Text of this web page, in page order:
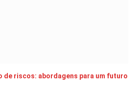
de riscos: abordagens para um futuro